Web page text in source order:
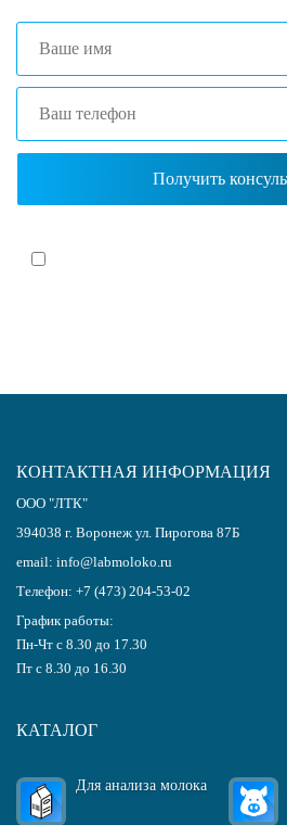
КОНТАКТНАЯ ИНФОРМАЦИЯ
ООО "ЛТК"
394038 г. Воронеж ул. Пирогова 87Б
email: info@labmoloko.ru
Телефон: +7 (473) 204-53-02
График работы:
Пн-Чт с 8.30 до 17.30
Пт с 8.30 до 16.30
КАТАЛОГ
Для анализа молока